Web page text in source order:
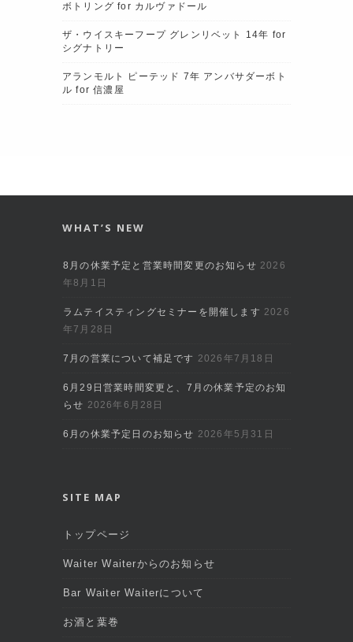
ボトリング for カルヴァドール
ザ・ウイスキーフープ グレンリベット 14年 for
シグナトリー
アランモルト ピーテッド 7年 アンバサダーボト
ル for 信濃屋
WHAT’S NEW
8月の休業予定と営業時間変更のお知らせ 2026
年8月1日
ラムテイスティングセミナーを開催します 2026
年7月28日
7月の営業について補足です 2026年7月18日
6月29日営業時間変更と、7月の休業予定のお知
らせ 2026年6月28日
6月の休業予定日のお知らせ 2026年5月31日
SITE MAP
トップページ
Waiter Waiterからのお知らせ
Bar Waiter Waiterについて
お酒と葉巻